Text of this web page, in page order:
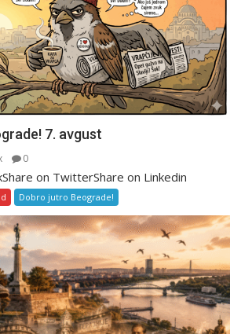
7. avgust
0
on TwitterShare on Linkedin
Dobro jutro Beograde!